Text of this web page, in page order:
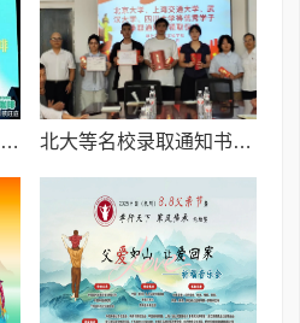
从咖啡执念到资本青睐:邦德咖啡创始人的差异化破局之路 北大等名校录取通知书送达仪式在喀什市特区实验学校暖心举行